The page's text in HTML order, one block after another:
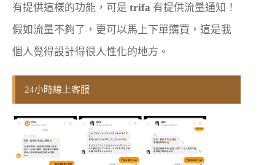
有提供這樣的功能，可是 trifa 有提供流量通知！
假如流量不夠了，更可以馬上下單購買，這是我
個人覺得設計得很人性化的地方。
24小時線上客服